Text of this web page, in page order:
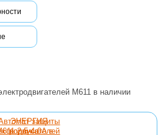
M611 в наличии